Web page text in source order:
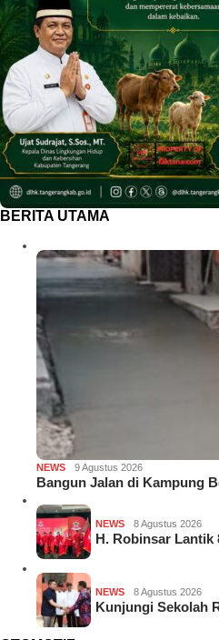
BERITA UTAMA
NEWS 9 Agustus 2026
Bangun Jalan di Kampung
NEWS 8 Agustus 2026
H. Robinsar Lantik
NEWS 8 Agustus 2026
Kunjungi Sekolah